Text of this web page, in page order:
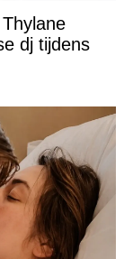
dj tijdens